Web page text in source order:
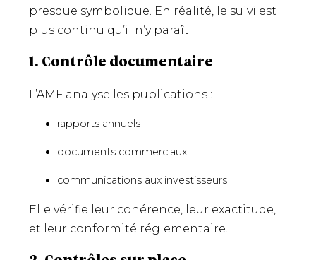
presque symbolique. En réalité, le suivi est
plus continu qu’il n’y paraît.
1. Contrôle documentaire
L’AMF analyse les publications :
rapports annuels
documents commerciaux
communications aux investisseurs
Elle vérifie leur cohérence, leur exactitude,
et leur conformité réglementaire.